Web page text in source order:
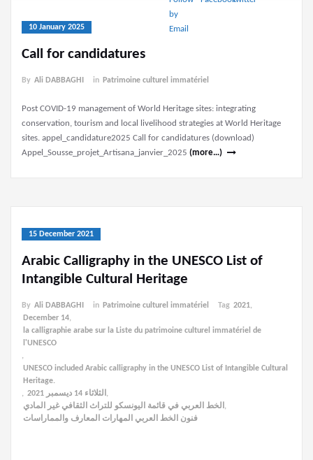
10 January 2025
Call for candidatures
By Ali DABBAGHI in Patrimoine culturel immatériel
Post COVID-19 management of World Heritage sites: integrating
conservation, tourism and local livelihood strategies at World Heritage
sites. appel_candidature2025 Call for candidatures (download)
Appel_Sousse_projet_Artisana_janvier_2025 (more…)
15 December 2021
Arabic Calligraphy in the UNESCO List of
Intangible Cultural Heritage
By Ali DABBAGHI in Patrimoine culturel immatériel Tag 2021,
December 14,
la calligraphie arabe sur la Liste du patrimoine culturel immatériel de
l'UNESCO
,
UNESCO included Arabic calligraphy in the UNESCO List of Intangible Cultural
Heritage.
,
الثلاثاء 14 ديسمبر 2021 ,
الخط العربي في قائمة اليونسكو للتراث الثقافي غير المادي ,
فنون الخط العربي المهارات المعارف والمماراسات